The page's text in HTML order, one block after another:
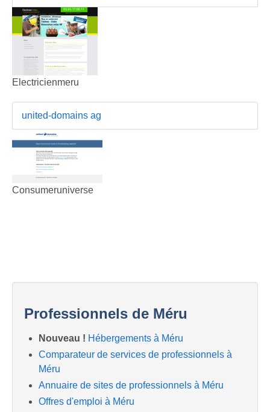
Electricienmeru
united-domains ag
Consumeruniverse
Professionnels de Méru
Nouveau ! Hébergements à Méru
Comparateur de services de professionnels à
Méru
Annuaire de sites de professionnels à Méru
Offres d'emploi à Méru